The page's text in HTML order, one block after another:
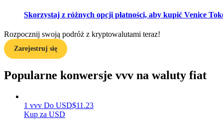
Przewodnik
Skorzystaj z różnych opcji płatności, aby kupić Venice
Rozpocznij swoją podróż z kryptowalutami teraz!
Zarejestruj się
Popularne konwersje vvv na waluty fiat
1 vvv Do USD$11.23
Kup za USD